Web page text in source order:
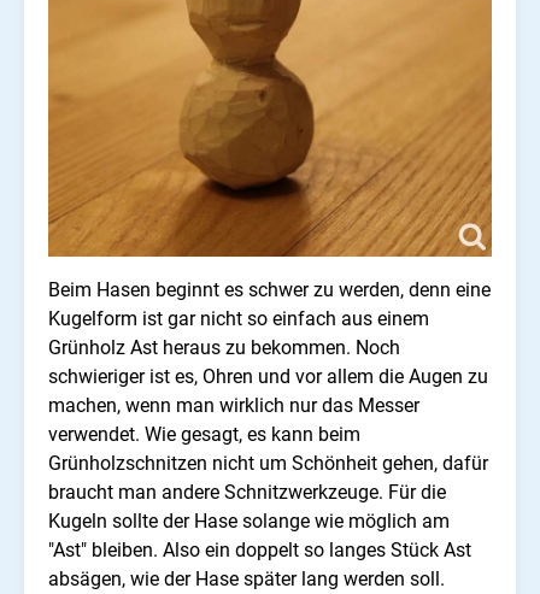
Beim Hasen beginnt es schwer zu werden, denn eine
Kugelform ist gar nicht so einfach aus einem
Grünholz Ast heraus zu bekommen. Noch
schwieriger ist es, Ohren und vor allem die Augen zu
machen, wenn man wirklich nur das Messer
verwendet. Wie gesagt, es kann beim
Grünholzschnitzen nicht um Schönheit gehen, dafür
braucht man andere Schnitzwerkzeuge. Für die
Kugeln sollte der Hase solange wie möglich am
"Ast" bleiben. Also ein doppelt so langes Stück Ast
absägen, wie der Hase später lang werden soll.